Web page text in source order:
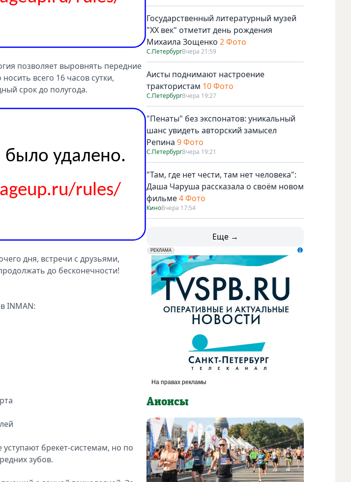
позволяет выровнять передние
всего 16 часов сутки,
срок до полугода.
дня, встречи с друзьями,
до бесконечности!
INMAN:
брекет-системам, но по
зубов.
Государственный литературный музей
"ХХ век" отметит день рождения
Михаила Зощенко 2 Фото
С.ПетербургВчера 21:59
Аисты поднимают настроение
трактористам 10 Фото
С.ПетербургВчера 19:27
"Пенаты" без экспонатов: уникальный
шанс увидеть авторский замысел
Репина 9 Фото
С.ПетербургВчера 19:21
"Там, где нет чести, там нет человека":
Даша Чаруша рассказала о своём новом
фильме4 Фото
КиноВчера 17:54
Еще →
erid: LdtCK5udn
РЕКЛАМА
АО "ГАТР", ИНН: 7841320717
Анонсы